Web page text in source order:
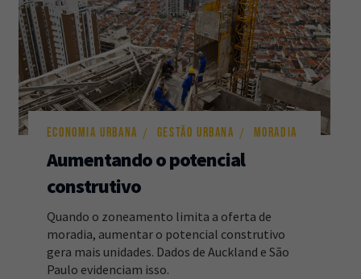
ECONOMIA URBANA GESTÃO URBANA MORADIA
Aumentando o potencial
construtivo
Quando o zoneamento limita a oferta de
moradia, aumentar o potencial construtivo
gera mais unidades. Dados de Auckland e São
Paulo evidenciam isso.